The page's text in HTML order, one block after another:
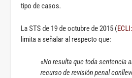
tipo de casos.
La STS de 19 de octubre de 2015 (
limita a señalar al respecto que:
«No resulta que toda sentencia
recurso de revisión penal